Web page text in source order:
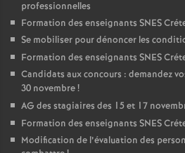
professionnelles
Formation des enseignants SNES
Se mobiliser pour dénoncer les
Formation des enseignants SNES
Candidats aux concours : demandez
30 novembre!
AG des stagiaires des 15 et 17
Formation des enseignants SNES
Modification de l’évaluation des